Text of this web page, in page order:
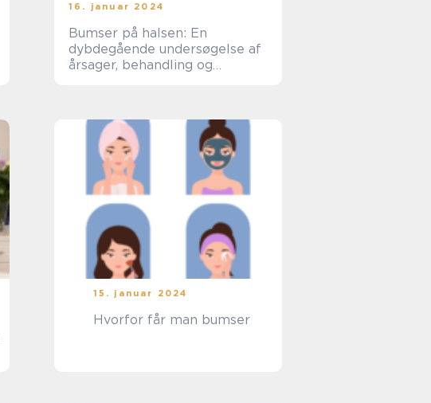
16. januar 2024
Bumser på halsen: En
dybdegående undersøgelse af
årsager, behandling og
15. januar 2024
Hvorfor får man bumser